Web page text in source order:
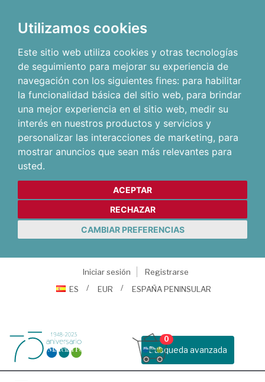
Utilizamos cookies
Este sitio web utiliza cookies y otras tecnologías
de seguimiento para mejorar su experiencia de
navegación con los siguientes fines: para habilitar
la funcionalidad básica del sitio web, para brindar
una mejor experiencia en el sitio web, medir su
interés en nuestros productos y servicios y
personalizar las interacciones de marketing, para
mostrar anuncios que sean más relevantes para
usted.
ACEPTAR
RECHAZAR
CAMBIAR PREFERENCIAS
Iniciar sesión
Registrarse
ES
EUR ESPAÑA PENINSULAR
Busqueda avanzada
0